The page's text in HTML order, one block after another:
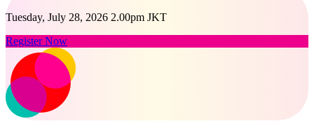
Tuesday, July 28, 2026 2.00pm JKT
Register Now